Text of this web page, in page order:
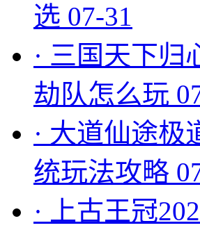
选 07-31
· 三国天下归
劫队怎么玩
· 大道仙途极
统玩法攻略
·
上古王冠